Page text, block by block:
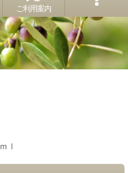
ご利用案内
ｌ